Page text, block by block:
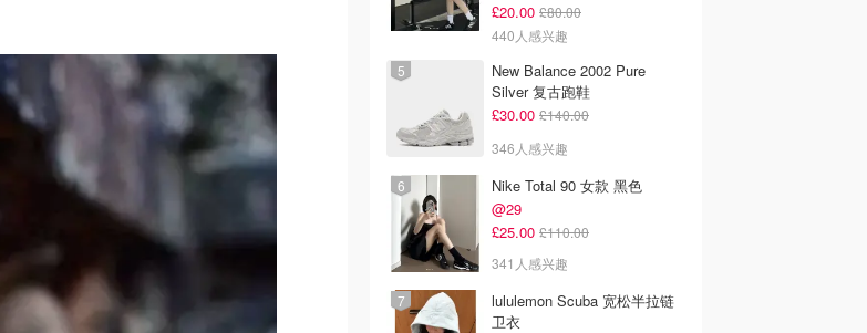
£20.00 £80.00
440人感兴趣
New Balance 2002 Pure
Silver 复古跑鞋
£30.00 £140.00
346人感兴趣
Nike Total 90 女款 黑色
@29
£25.00 £110.00
341人感兴趣
lululemon Scuba 宽松半拉链
卫衣